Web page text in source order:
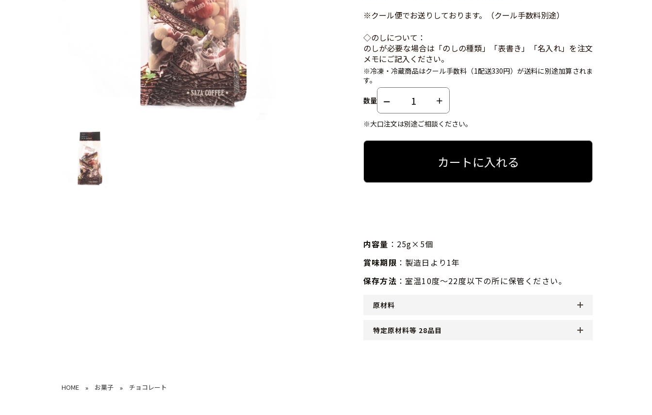
※クール便でお送りしております。（クール手数料別途）
◇のしについて：
のしが必要な場合は「のしの種類」「表書き」「名入れ」を注文
メモにご記入ください。
※冷凍・冷蔵商品はクール手数料（1配送330円）が送料に別途加算されま
す。
数量
※大口注文は別途ご相談ください。
カートに入れる
内容量 ：25g×5個
賞味期限 ：製造日より1年
保存方法 ：室温10度～22度以下の所に保管ください。
原材料
特定原材料等 28品目
HOME » お菓子 » チョコレート